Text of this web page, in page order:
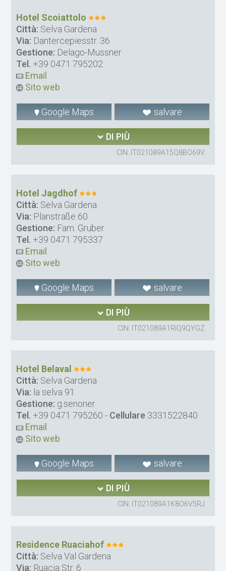
Hotel Scoiattolo
Città: Selva Gardena
Via: Dantercepiesstr. 36
Gestione: Delago-Mussner
Tel. +39 0471 795202
Email
Sito web
Google Maps salvare
DI PIÙ
CIN: IT021089A15Q8BO69V
Hotel Jagdhof
Città: Selva Gardena
Via: Planstraße 60
Gestione: Fam. Gruber
Tel. +39 0471 795337
Email
Sito web
Google Maps salvare
DI PIÙ
CIN: IT021089A1RIQ9QYGZ
Hotel Belaval
Città: Selva Gardena
Via: la selva 91
Gestione: g.senoner
Tel. +39 0471 795260 - Cellulare 3331522840
Email
Sito web
Google Maps salvare
DI PIÙ
CIN: IT021089A1K8O6V5RJ
Residence Ruaciahof
Città: Selva Val Gardena
Via: Ruacia Str. 6